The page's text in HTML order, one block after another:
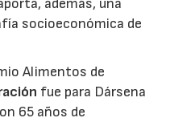
además, una
socioeconómica de
Alimentos de
fue para Dársena
65 años de